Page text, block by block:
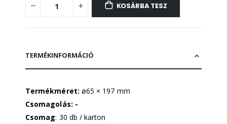
KOSÁRBA TESZ
TERMÉKINFORMÁCIÓ
Termékméret: ø65 × 197 mm
Csomagolás: -
Csomag: 30 db / karton